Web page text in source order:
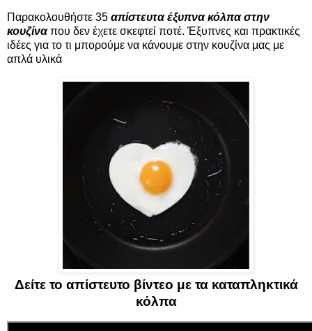
Παρακολουθήστε 35 απίστευτα έξυπνα κόλπα στην
κουζίναπου δεν έχετε σκεφτεί ποτέ. Έξυπνες και πρακτικές
ιδέες για το τι μπορούμε να κάνουμε στην κουζίνα μας με
απλά υλικά
Δείτε το απίστευτο βίντεο με τα καταπληκτικά
κόλπα